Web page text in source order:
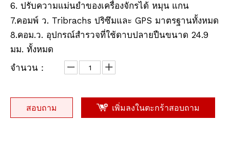
ปริซึมกันน้ำ (5', เคลือบทองแดง)
6. ปรับความแม่นยำของเครื่องจักรได้ หมุน แกน
7.คอมพ์ ว. Tribrachs ปริซึมและ GPS มาตรฐานทั้งหมด
8.คอม.ว. อุปกรณ์สำรวจที่ใช้ดาบปลายปืนขนาด 24.9
มม. ทั้งหมด
จำนวน：
สอบถาม เพิ่มลงในตะกร้าสอบถาม